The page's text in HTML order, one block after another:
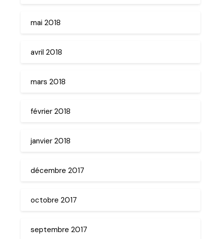
mai 2018
avril 2018
mars 2018
février 2018
janvier 2018
décembre 2017
octobre 2017
septembre 2017